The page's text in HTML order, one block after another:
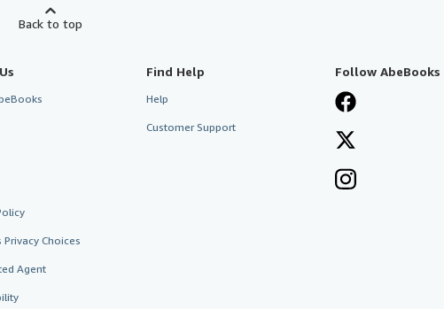
Back to top
Privacy Choices
Agent
Find Help
Help
Customer Support
Follow AbeBooks